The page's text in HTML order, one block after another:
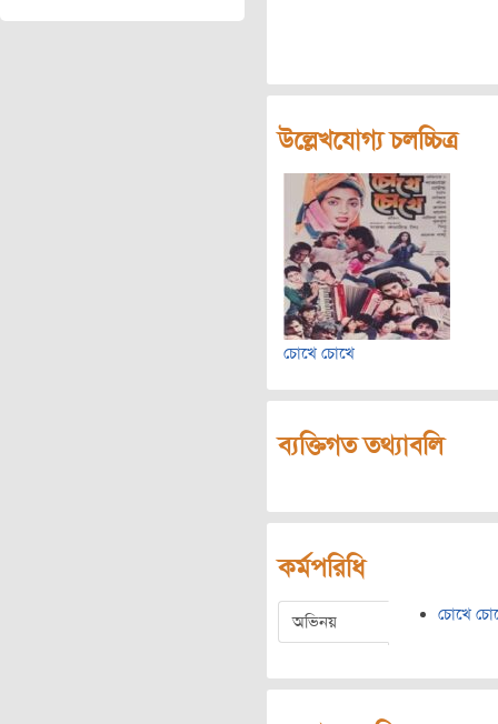
উল্লেখযোগ্য চলচ্চিত্র
চোখে চোখে
ব্যক্তিগত তথ্যাবলি
কর্মপরিধি
অভিনয় চোখে